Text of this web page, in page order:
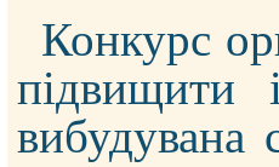
Конкурс
підвищити
вибудувана